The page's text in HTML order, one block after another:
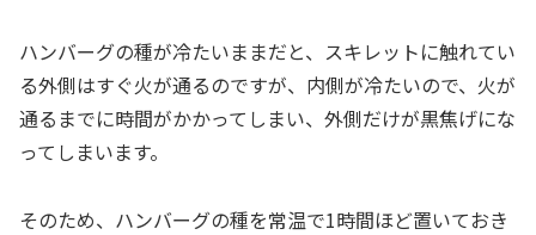
ハンバーグの種が冷たいままだと、スキレットに触れてい
る外側はすぐ火が通るのですが、内側が冷たいので、火が
通るまでに時間がかかってしまい、外側だけが黒焦げにな
ってしまいます。
そのため、ハンバーグの種を常温で1時間ほど置いておき